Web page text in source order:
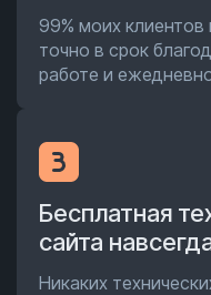
99% моих
точно в срок
работе и
Бесплатная
сайта
Никаких